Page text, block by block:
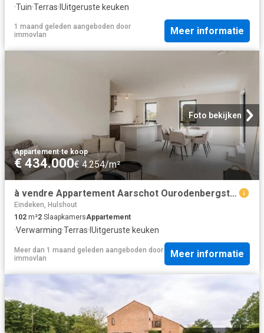
·Tuin·Terras·IUitgeruste keuken
1 maand geleden aangeboden door
immovlan
Meer informatie
Foto bekijken
Appartement·te koop
€ 434.000€ 4.254/m²
à vendre Appartement Aarschot Ourodenbergstraat
Eindeken, Hulshout
102 m²2 SlaapkamersAppartement
·Verwarming·Terras· IUitgeruste keuken
Meer dan 1 maand geleden aangeboden door
immovlan
Meer informatie